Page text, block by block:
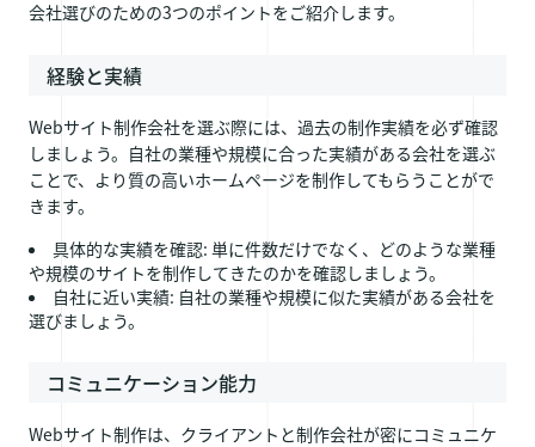
会社選びのための3つのポイントをご紹介します。
経験と実績
Webサイト制作会社を選ぶ際には、過去の制作実績を必ず確認
しましょう。自社の業種や規模に合った実績がある会社を選ぶ
ことで、より質の高いホームページを制作してもらうことがで
きます。
具体的な実績を確認: 単に件数だけでなく、どのような業種
や規模のサイトを制作してきたのかを確認しましょう。
自社に近い実績: 自社の業種や規模に似た実績がある会社を
選びましょう。
コミュニケーション能力
Webサイト制作は、クライアントと制作会社が密にコミュニケ